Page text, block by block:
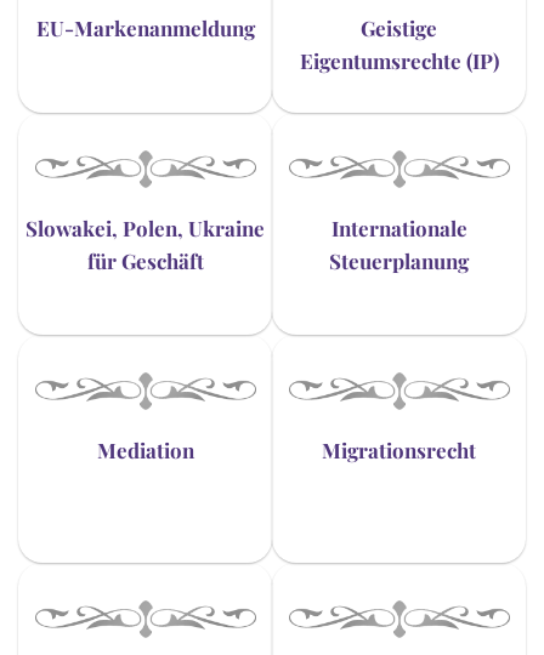
EU-Markenanmeldung
Geistige
Eigentumsrechte (IP)
Slowakei, Polen, Ukraine
für Geschäft
Internationale
Steuerplanung
Mediation Migrationsrecht